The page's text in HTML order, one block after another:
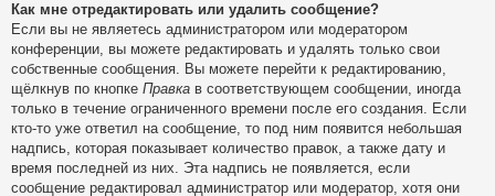
Как мне отредактировать или удалить сообщение?
Если вы не являетесь администратором или модератором
конференции, вы можете редактировать и удалять только свои
собственные сообщения. Вы можете перейти к редактированию,
щёлкнув по кнопке Правка в соответствующем сообщении, иногда
только в течение ограниченного времени после его создания. Если
кто-то уже ответил на сообщение, то под ним появится небольшая
надпись, которая показывает количество правок, а также дату и
время последней из них. Эта надпись не появляется, если
сообщение редактировал администратор или модератор, хотя они